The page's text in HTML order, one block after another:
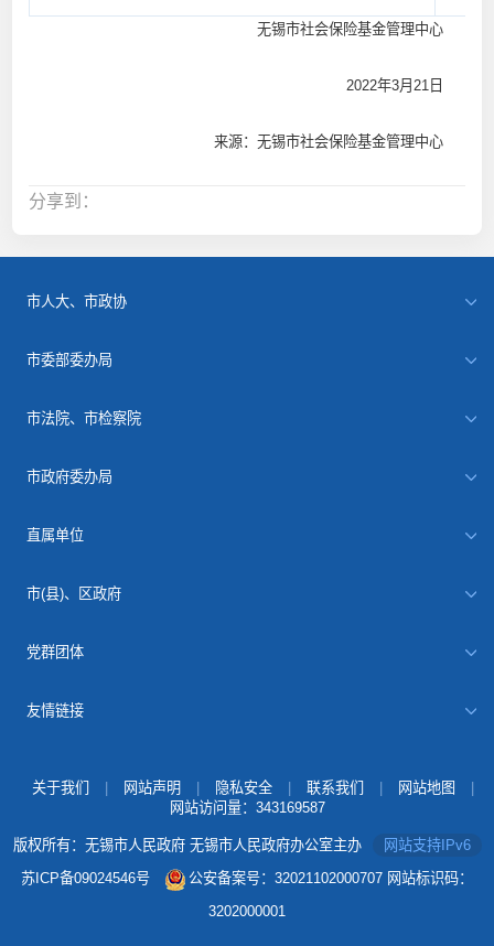
无锡市社会保险基金管理中心
2022年3月21日
来源：无锡市社会保险基金管理中心
分享到：
市人大、市政协
市委部委办局
市法院、市检察院
市政府委办局
直属单位
市(县)、区政府
党群团体
友情链接
关于我们 网站声明 隐私安全 联系我们 网站地图
网站访问量： 343169587
版权所有：无锡市人民政府 无锡市人民政府办公室主办
网站支持IPv6
苏ICP备09024546号
公安备案号：32021102000707 网站标识码：
3202000001